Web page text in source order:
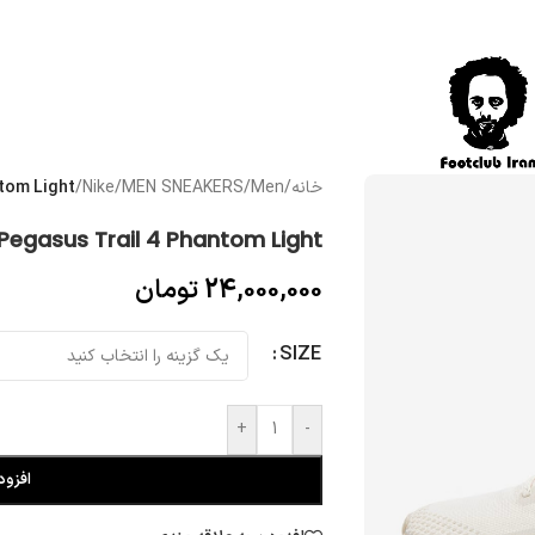
خانه/
Men
/
MEN SNEAKERS
/
Nike
/
Light
Trail 4 Phantom Light
24,000,000تومان
SIZE
-
+